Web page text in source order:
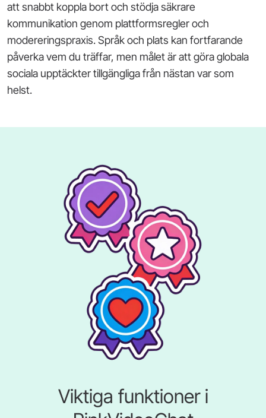
att snabbt koppla bort och stödja säkrare
kommunikation genom plattformsregler och
modereringspraxis. Språk och plats kan fortfarande
påverka vem du träffar, men målet är att göra globala
sociala upptäckter tillgängliga från nästan var som
helst.
Viktiga funktioner i